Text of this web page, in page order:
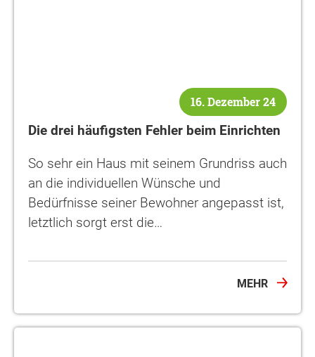
16. Dezember 24
Die drei häufigsten Fehler beim Einrichten
So sehr ein Haus mit seinem Grundriss auch
an die individuellen Wünsche und
Bedürfnisse seiner Bewohner angepasst ist,
letztlich sorgt erst die…
MEHR